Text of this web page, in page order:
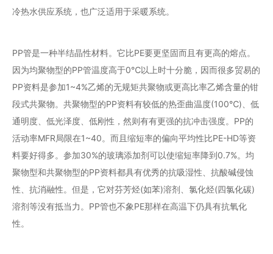
冷热水供应系统，也广泛适用于采暖系统。
PP管是一种半结晶性材料。它比PE要更坚固而且有更高的熔点。
因为均聚物型的PP管温度高于0℃以上时十分脆，因而很多贸易的
PP资料是参加1~4%乙烯的无规矩共聚物或更高比率乙烯含量的钳
段式共聚物。共聚物型的PP资料有较低的热歪曲温度(100℃)、低
通明度、低光泽度、低刚性，然则有有更强的抗冲击强度。PP的
活动率MFR局限在1~40。而且缩短率的偏向平均性比PE-HD等资
料要好得多。参加30%的玻璃添加剂可以使缩短率降到0.7%。均
聚物型和共聚物型的PP资料都具有优秀的抗吸湿性、抗酸碱侵蚀
性、抗消融性。但是，它对芬芳烃(如苯)溶剂、氯化烃(四氯化碳)
溶剂等没有抵当力。PP管也不象PE那样在高温下仍具有抗氧化
性。